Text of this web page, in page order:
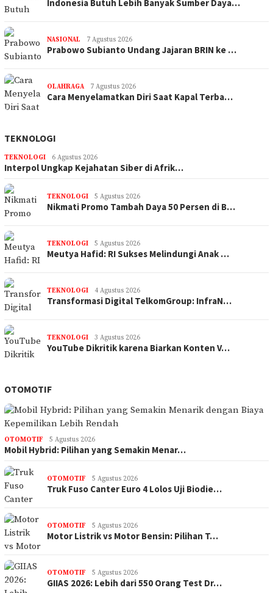
Indonesia Butuh Lebih Banyak Sumber Daya…
NASIONAL 7 Agustus 2026
Prabowo Subianto Undang Jajaran BRIN ke …
OLAHRAGA 7 Agustus 2026
Cara Menyelamatkan Diri Saat Kapal Terba…
TEKNOLOGI
TEKNOLOGI 6 Agustus 2026
Interpol Ungkap Kejahatan Siber di Afrik…
TEKNOLOGI 5 Agustus 2026
Nikmati Promo Tambah Daya 50 Persen di B…
TEKNOLOGI 5 Agustus 2026
Meutya Hafid: RI Sukses Melindungi Anak …
TEKNOLOGI 4 Agustus 2026
Transformasi Digital TelkomGroup: InfraN…
TEKNOLOGI 3 Agustus 2026
YouTube Dikritik karena Biarkan Konten V…
OTOMOTIF
OTOMOTIF 5 Agustus 2026
Mobil Hybrid: Pilihan yang Semakin Menar…
OTOMOTIF 5 Agustus 2026
Truk Fuso Canter Euro 4 Lolos Uji Biodie…
OTOMOTIF 5 Agustus 2026
Motor Listrik vs Motor Bensin: Pilihan T…
OTOMOTIF 5 Agustus 2026
GIIAS 2026: Lebih dari 550 Orang Test Dr…